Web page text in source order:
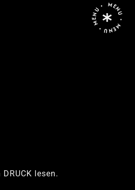
MENU • MENU • MENU •
lesen.